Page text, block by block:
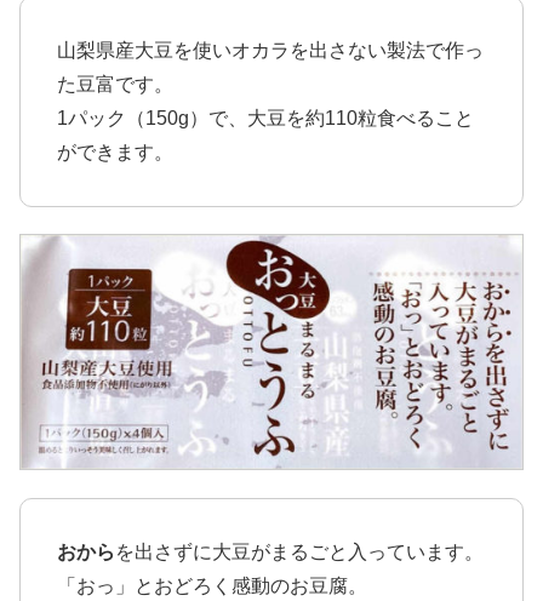
山梨県産大豆を使いオカラを出さない製法で作っ
た豆富です。
1パック（150g）で、大豆を約110粒食べること
ができます。
おから を出さずに大豆がまるごと入っています。
「おっ」とおどろく感動のお豆腐。